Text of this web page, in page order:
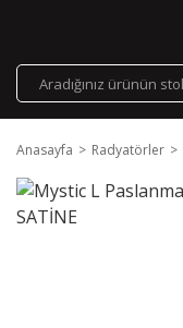
Anasayfa Radyatörler